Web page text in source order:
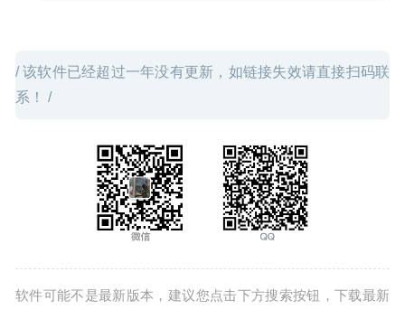
/ 该软件已经超过一年没有更新，如链接失效请直接扫码联
系！ /
软件可能不是最新版本，建议您点击下方搜索按钮，下载最新